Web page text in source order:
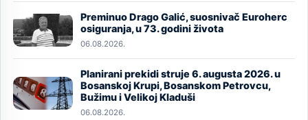
Image
Preminuo Drago Galić, suosnivač Euroherc
osiguranja, u 73. godini života
06.08.2026.
Image
Planirani prekidi struje 6. augusta 2026. u
Bosanskoj Krupi, Bosanskom Petrovcu,
Bužimu i Velikoj Kladuši
06.08.2026.